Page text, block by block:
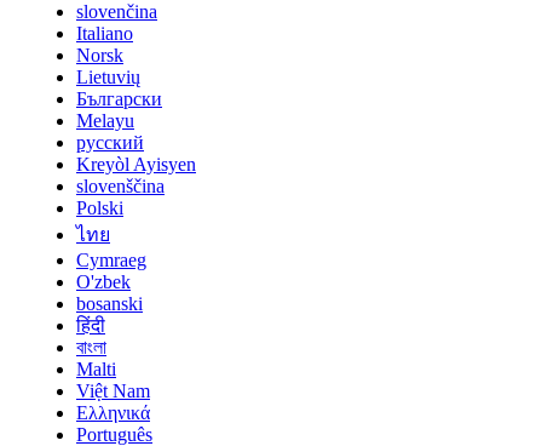
slovenčina
Italiano
Norsk
Lietuvių
Български
Melayu
русский
Kreyòl Ayisyen
slovenščina
Polski
ไทย
Cymraeg
O'zbek
bosanski
हिंदी
বাংলা
Malti
Việt Nam
Ελληνικά
Português